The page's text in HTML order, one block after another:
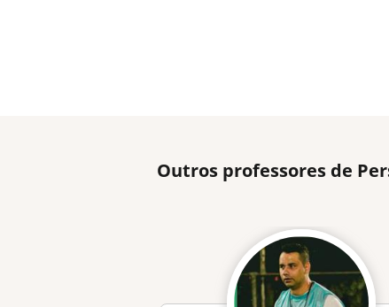
Outros professores de